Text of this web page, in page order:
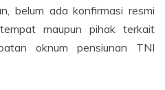
belum ada konfirmasi resmi
maupun pihak terkait
oknum pensiunan TNI